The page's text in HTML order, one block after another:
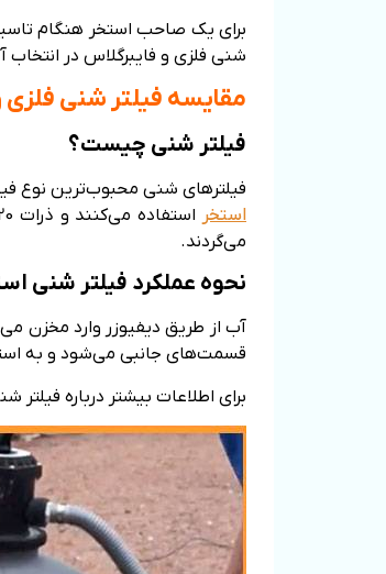
برای یک صاحب استخر هنگام
شنی فلزی و فایبرگلاس در انتخاب
مقایسه فیلتر شنی فلزی
فیلتر شنی چیست؟
فیلترهای شنی محبوب‌ترین نوع
استخر
می‌گردند.
نحوه عملکرد فیلتر شنی
آب از طریق دیفیوزر وارد مخزن
قسمت‌های جانبی می‌شود و به
برای اطلاعات بیشتر درباره فیلتر